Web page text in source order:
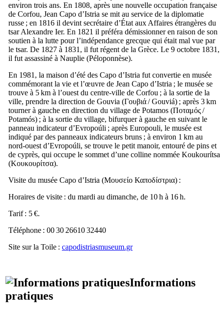
environ trois ans. En 1808, après une nouvelle occupation française
de Corfou, Jean Capo d’Istria se mit au service de la diplomatie
russe ; en 1816 il devint secrétaire d’État aux Affaires étrangères du
tsar Alexandre Ier. En 1821 il préféra démissionner en raison de son
soutien à la lutte pour l’indépendance grecque qui était mal vue par
le tsar. De 1827 à 1831, il fut régent de la Grèce. Le 9 octobre 1831,
il fut assassiné à Nauplie (Péloponnèse).
En 1981, la maison d’été des Capo d’Istria fut convertie en musée
commémorant la vie et l’œuvre de Jean Capo d’Istria ; le musée se
trouve à 5 km à l’ouest du centre-ville de Corfou ; à la sortie de la
ville, prendre la direction de Gouvia (Γουβιά/Gouviá) ; après 3 km
tourner à gauche en direction du village de Potamos (Ποταμός/
Potamós) ; à la sortie du village, bifurquer à gauche en suivant le
panneau indicateur d’Evropoúli ; après Europouli, le musée est
indiqué par des panneaux indicateurs bruns ; à environ 1 km au
nord-ouest d’Evropoúli, se trouve le petit manoir, entouré de pins et
de cyprès, qui occupe le sommet d’une colline nommée Koukourítsa
(Κουκουρίτσα).
Visite du musée Capo d’Istria (Μουσείο Καποδίστρια) :
Horaires de visite : du mardi au dimanche, de 10 h à 16 h.
Tarif : 5 €.
Téléphone : 00 30 26610 32440
Site sur la Toile : capodistriasmuseum.gr
Informations
pratiques